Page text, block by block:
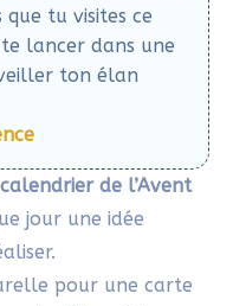
que tu visites ce
lancer dans une
ton élan
calendrier de l’Avent
jour une idée
pour une carte